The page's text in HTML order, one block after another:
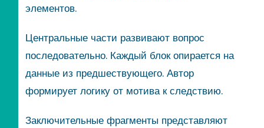
элементов.
Центральные части развивают вопрос
последовательно. Каждый блок опирается на
данные из предшествующего. Автор
формирует логику от мотива к следствию.
Заключительные фрагменты представляют